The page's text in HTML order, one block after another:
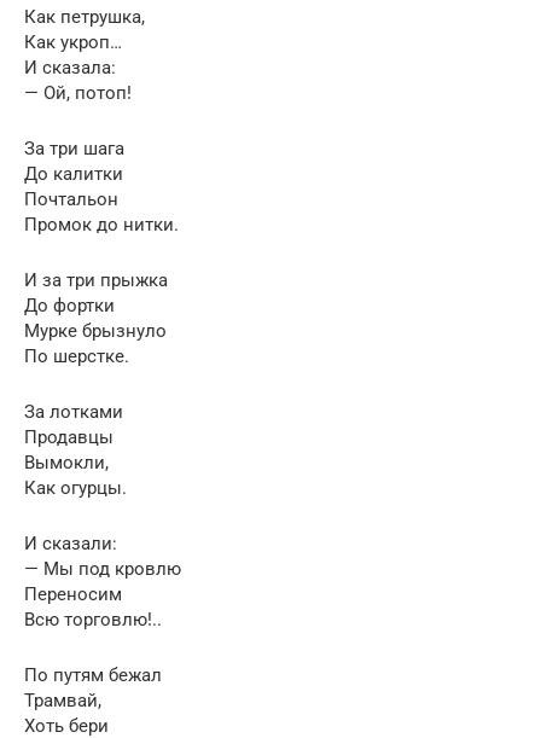
Как петрушка,
Как укроп…
И сказала:
— Ой, потоп!
За три шага
До калитки
Почтальон
Промок до нитки.
И за три прыжка
До фортки
Мурке брызнуло
По шерстке.
За лотками
Продавцы
Вымокли,
Как огурцы.
И сказали:
— Мы под кровлю
Переносим
Всю торговлю!..
По путям бежал
Трамвай,
Хоть бери